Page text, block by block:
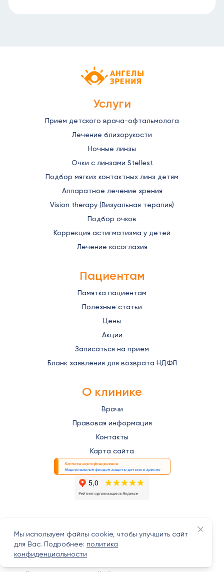
Детская офтальмология Ангелы
Услуги
Прием детского врача-офтальмолога
Лечение близорукости
Ночные линзы
Очки с линзами Stellest
Подбор мягких контактных линз детям
Аппаратное лечение зрения
Vision therapy (Визуальная терапия)
Подбор очков
Коррекция астигматизма у детей
Лечение косоглазия
Пациентам
Памятка пациентам
Полезные статьи
Цены
Акции
Записаться на прием
Бланк заявления для возврата НДФЛ
О клинике
Врачи
Правовая информация
Контакты
Карта сайта
Клиника сертифицирована
Национальным фондом защиты детского зрения
© 2026 ООО «Аском».
Мы используем файлы cookie, чтобы улучшить сайт
для Вас. Подробнее: политика
конфиденциальности